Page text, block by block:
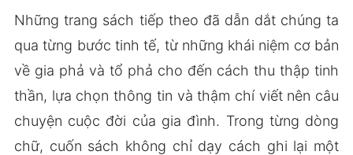
Những trang sách tiếp theo đã dẫn dắt chúng ta
qua từng bước tinh tế, từ những khái niệm cơ bản
về gia phả và tổ phả cho đến cách thu thập tinh
thần, lựa chọn thông tin và thậm chí viết nên câu
chuyện cuộc đời của gia đình. Trong từng dòng
chữ, cuốn sách không chỉ dạy cách ghi lại một